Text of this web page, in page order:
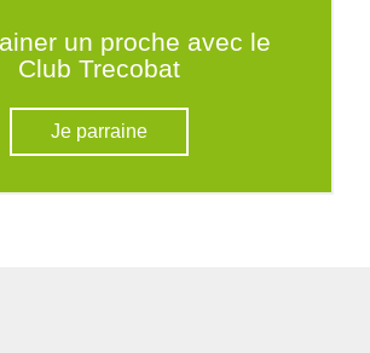
un proche avec le
Club Trecobat
Je parraine